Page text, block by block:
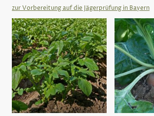
zur Vorbereitung auf die Jägerprüfung in Bayern